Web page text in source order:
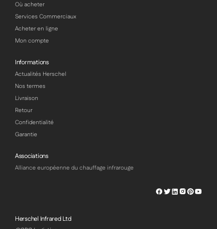
Où acheter
Services Commerciaux
Acheter en ligne
Mon compte
Informations
Actualités Herschel
Nos termes
Livraison
Retour
Confidentialité
Garantie
Associations
Alliance européenne du chauffage infrarouge
Herschel
Herschel
Herschel
Herschel
Herschel
Herschel Infrared Ltd